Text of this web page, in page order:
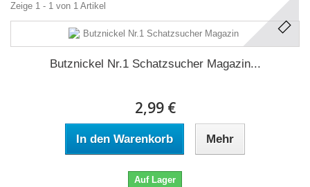
Zeige 1 - 1 von 1 Artikel
Butznickel Nr.1 Schatzsucher Magazin...
2,99 €
In den Warenkorb Mehr
Auf Lager